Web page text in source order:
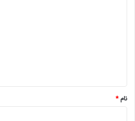
نام*